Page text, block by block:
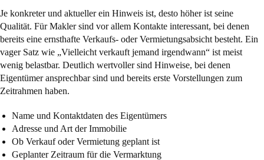
Je konkreter und aktueller ein Hinweis ist, desto höher ist seine
Qualität. Für Makler sind vor allem Kontakte interessant, bei denen
bereits eine ernsthafte Verkaufs- oder Vermietungsabsicht besteht. Ein
vager Satz wie „Vielleicht verkauft jemand irgendwann“ ist meist
wenig belastbar. Deutlich wertvoller sind Hinweise, bei denen
Eigentümer ansprechbar sind und bereits erste Vorstellungen zum
Zeitrahmen haben.
Name und Kontaktdaten des Eigentümers
Adresse und Art der Immobilie
Ob Verkauf oder Vermietung geplant ist
Geplanter Zeitraum für die Vermarktung